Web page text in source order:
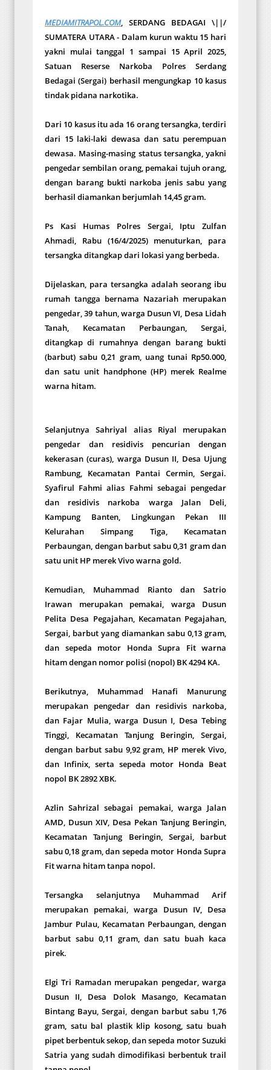
MEDIAMITRAPOL.COM, SERDANG BEDAGAI \||/
SUMATERA UTARA - Dalam kurun waktu 15 hari
yakni mulai tanggal 1 sampai 15 April 2025,
Satuan Reserse Narkoba Polres Serdang
Bedagai (Sergai) berhasil mengungkap 10 kasus
tindak pidana narkotika.
Dari 10 kasus itu ada 16 orang tersangka, terdiri
dari 15 laki-laki dewasa dan satu perempuan
dewasa. Masing-masing status tersangka, yakni
pengedar sembilan orang, pemakai tujuh orang,
dengan barang bukti narkoba jenis sabu yang
berhasil diamankan berjumlah 14,45 gram.
Ps Kasi Humas Polres Sergai, Iptu Zulfan
Ahmadi, Rabu (16/4/2025) menuturkan, para
tersangka ditangkap dari lokasi yang berbeda.
Dijelaskan, para tersangka adalah seorang ibu
rumah tangga bernama Nazariah merupakan
pengedar, 39 tahun, warga Dusun VI, Desa Lidah
Tanah, Kecamatan Perbaungan, Sergai,
ditangkap di rumahnya dengan barang bukti
(barbut) sabu 0,21 gram, uang tunai Rp50.000,
dan satu unit handphone (HP) merek Realme
warna hitam.
Selanjutnya Sahriyal alias Riyal merupakan
pengedar dan residivis pencurian dengan
kekerasan (curas), warga Dusun II, Desa Ujung
Rambung, Kecamatan Pantai Cermin, Sergai.
Syafirul Fahmi alias Fahmi sebagai pengedar
dan residivis narkoba warga Jalan Deli,
Kampung Banten, Lingkungan Pekan III
Kelurahan Simpang Tiga, Kecamatan
Perbaungan, dengan barbut sabu 0,31 gram dan
satu unit HP merek Vivo warna gold.
Kemudian, Muhammad Rianto dan Satrio
Irawan merupakan pemakai, warga Dusun
Pelita Desa Pegajahan, Kecamatan Pegajahan,
Sergai, barbut yang diamankan sabu 0,13 gram,
dan sepeda motor Honda Supra Fit warna
hitam dengan nomor polisi (nopol) BK 4294 KA.
Berikutnya, Muhammad Hanafi Manurung
merupakan pengedar dan residivis narkoba,
dan Fajar Mulia, warga Dusun I, Desa Tebing
Tinggi, Kecamatan Tanjung Beringin, Sergai,
dengan barbut sabu 9,92 gram, HP merek Vivo,
dan Infinix, serta sepeda motor Honda Beat
nopol BK 2892 XBK.
Azlin Sahrizal sebagai pemakai, warga Jalan
AMD, Dusun XIV, Desa Pekan Tanjung Beringin,
Kecamatan Tanjung Beringin, Sergai, barbut
sabu 0,18 gram, dan sepeda motor Honda Supra
Fit warna hitam tanpa nopol.
Tersangka selanjutnya Muhammad Arif
merupakan pemakai, warga Dusun IV, Desa
Jambur Pulau, Kecamatan Perbaungan, dengan
barbut sabu 0,11 gram, dan satu buah kaca
pirek.
Elgi Tri Ramadan merupakan pengedar, warga
Dusun II, Desa Dolok Masango, Kecamatan
Bintang Bayu, Sergai, dengan barbut sabu 1,76
gram, satu bal plastik klip kosong, satu buah
pipet berbentuk sekop, dan sepeda motor Suzuki
Satria yang sudah dimodifikasi berbentuk trail